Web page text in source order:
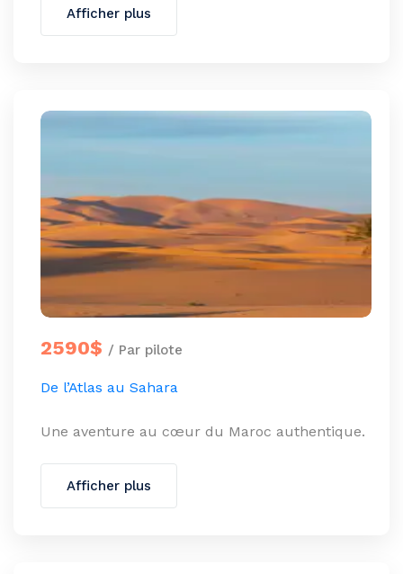
Afficher plus
2590$ / Par pilote
De l’Atlas au Sahara
Une aventure au cœur du Maroc authentique.
Afficher plus